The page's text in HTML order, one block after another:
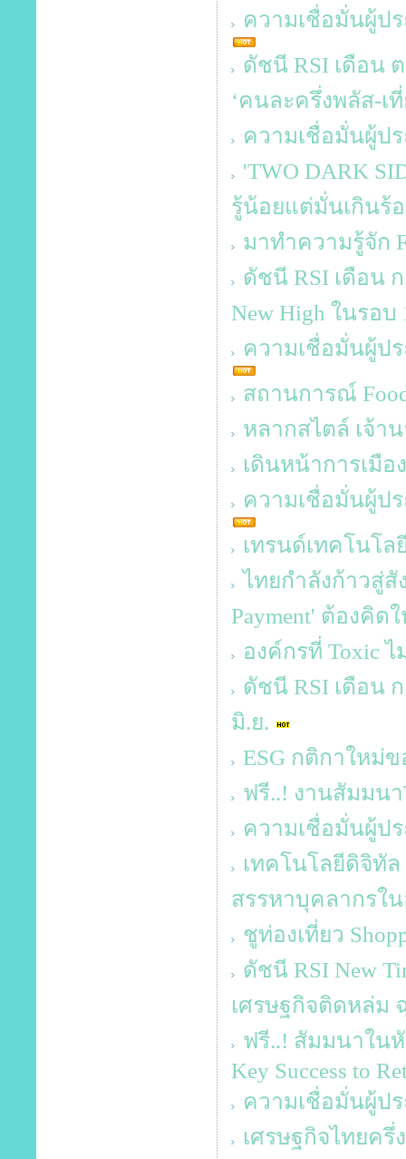
ความเชื่อมั่นผู้ป
ดัชนี RSI เดือน
‘คนละครึ่งพลัส-เ
ความเชื่อมั่นผู้ป
'TWO DARK
รู้น้อยแต่มั่นเกินร้
มาทำความรู้จัก
ดัชนี RSI เดือน
New High ในรอบ
ความเชื่อมั่นผู้ป
สถานการณ์
หลากสไตล์ เจ้า
เดินหน้าการเมือ
ความเชื่อมั่นผู้ป
เทรนด์เทคโนโ
ไทยกำลังก้าวสู่สั
Payment' ต้องคิด
องค์กรที่ Toxic
ดัชนี RSI เดือน
มิ.ย.
ESG กติกาใหม่
ฟรี..! งานสัมมนา
ความเชื่อมั่นผู้ป
เทคโนโลยีดิจิทั
สรรหาบุคลากรใ
ชูท่องเที่ยว
ดัชนี RSI New
เศรษฐกิจติดหล่ม
ฟรี..! สัมมนาในหั
Key Success to
ความเชื่อมั่นผู้ป
เศรษฐกิจไทยครึ่